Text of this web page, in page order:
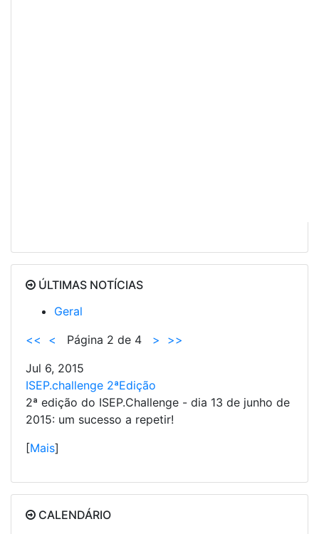
ÚLTIMAS NOTÍCIAS
Geral
<<
< Página 2 de 4 >
>>
Jul 6, 2015
ISEP.challenge 2ªEdição
2ª edição do ISEP.Challenge - dia 13 de junho de
2015: um sucesso a repetir!
[Mais]
CALENDÁRIO